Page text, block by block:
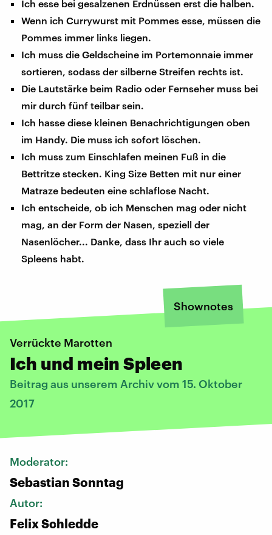
Ich esse bei gesalzenen Erdnüssen erst die halben.
Wenn ich Currywurst mit Pommes esse, müssen die
Pommes immer links liegen.
Ich muss die Geldscheine im Portemonnaie immer
sortieren, sodass der silberne Streifen rechts ist.
Die Lautstärke beim Radio oder Fernseher muss bei
mir durch fünf teilbar sein.
Ich hasse diese kleinen Benachrichtigungen oben
im Handy. Die muss ich sofort löschen.
Ich muss zum Einschlafen meinen Fuß in die
Bettritze stecken. King Size Betten mit nur einer
Matraze bedeuten eine schlaflose Nacht.
Ich entscheide, ob ich Menschen mag oder nicht
mag, an der Form der Nasen, speziell der
Nasenlöcher... Danke, dass Ihr auch so viele
Spleens habt.
Shownotes
Verrückte Marotten
Ich und mein Spleen
Beitrag aus unserem Archiv vom 15. Oktober
2017
Moderator:
Sebastian Sonntag
Autor:
Felix Schledde